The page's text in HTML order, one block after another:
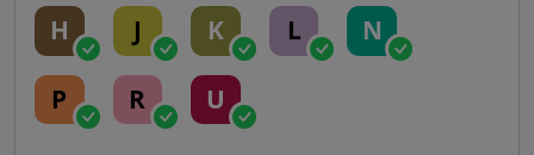
H J K L N
P R U